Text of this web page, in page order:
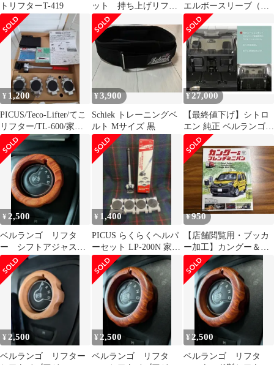
トリフターT-419
ット 持ち上げリフタ
ー 新品・未使用
エルボースリーブ（旧
ロゴ） Sサイズ左右セ
ット
¥ 1,200
PICUS/Teco-Lifter/てこ
リフター/TL-600/家具
移動用台車
¥3,900
Schiek トレーニングベ
ルト Mサイズ 黒
¥ 27,000
【最終値下げ】シトロ
エン 純正 ベルランゴ
セパレーションネット
リフター
¥ 2,500
ベルランゴ リフタ
ー シフトアジャスタ
ー
¥ 1,400
PICUS らくらくヘルパ
ーセット LP-200N 家具
移動 台車4個付
¥950
【店舗閲覧用・ブッカ
ー加工】カングー＆フ
レンチミニバン ネコ・
パブリッシング
¥2,500
ベルランゴ リフター
¥2,500
ベルランゴ リフタ
¥2,500
ベルランゴ リフタ